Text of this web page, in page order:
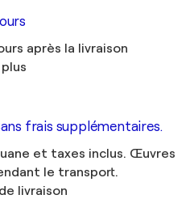
après la livraison
frais supplémentaires.
et taxes inclus. Œuvres
le transport.
livraison